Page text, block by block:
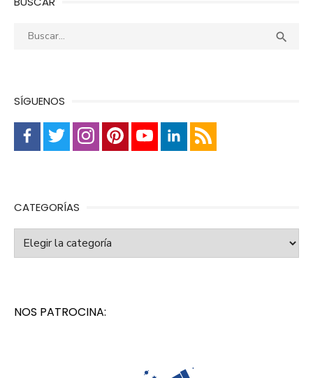
Buscar: 
SÍGUENOS
CATEGORÍAS
Categorías
NOS PATROCINA: